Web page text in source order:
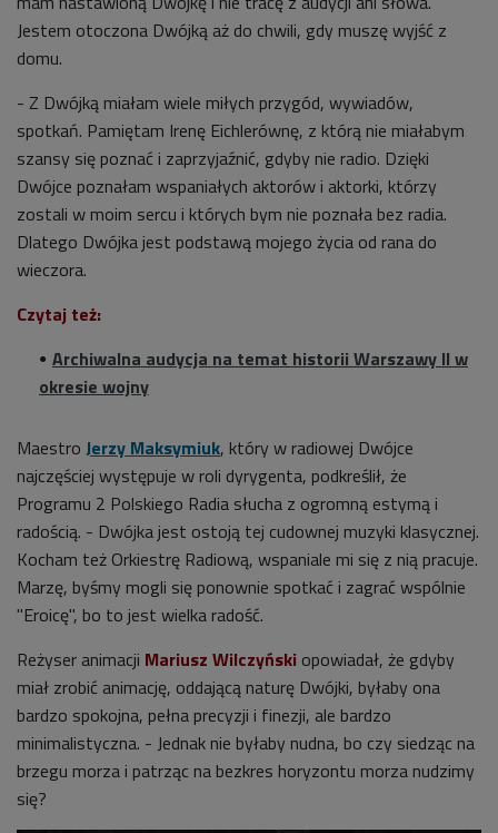
Jestem otoczona Dwójką aż do chwili, gdy muszę wyjść z
domu.
- Z Dwójką miałam wiele miłych przygód, wywiadów,
spotkań. Pamiętam Irenę Eichlerównę, z którą nie miałabym
szansy się poznać i zaprzyjaźnić, gdyby nie radio. Dzięki
Dwójce poznałam wspaniałych aktorów i aktorki, którzy
zostali w moim sercu i których bym nie poznała bez radia.
Dlatego Dwójka jest podstawą mojego życia od rana do
wieczora.
Czytaj też:
Archiwalna audycja na temat historii Warszawy II w
okresie wojny
Maestro Jerzy Maksymiuk, który w radiowej Dwójce
najczęściej występuje w roli dyrygenta, podkreślił, że
Programu 2 Polskiego Radia słucha z ogromną estymą i
radością. - Dwójka jest ostoją tej cudownej muzyki klasycznej.
Kocham też Orkiestrę Radiową, wspaniale mi się z nią pracuje.
Marzę, byśmy mogli się ponownie spotkać i zagrać wspólnie
"Eroicę", bo to jest wielka radość.
Reżyser animacji Mariusz Wilczyński opowiadał, że gdyby
miał zrobić animację, oddającą naturę Dwójki, byłaby ona
bardzo spokojna, pełna precyzji i finezji, ale bardzo
minimalistyczna. - Jednak nie byłaby nudna, bo czy siedząc na
brzegu morza i patrząc na bezkres horyzontu morza nudzimy
się?